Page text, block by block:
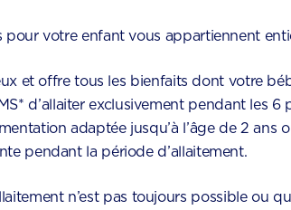
pour votre enfant vous appartiennent
et offre tous les bienfaits dont votre
d’allaiter exclusivement pendant les
adaptée jusqu’à l’âge de 2 ans
pendant la période d’allaitement.
n’est pas toujours possible ou